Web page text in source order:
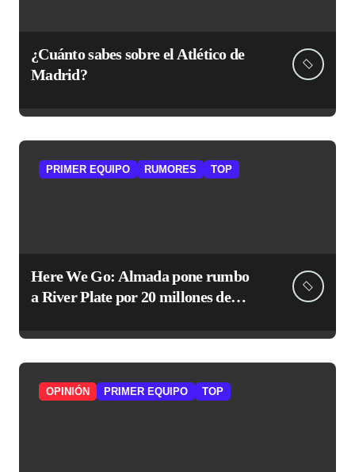
¿Cuánto sabes sobre el Atlético de
Madrid?
PRIMER EQUIPO RUMORES TOP
Here We Go: Almada pone rumbo
a River Plate por 20 millones de
OPINIÓN PRIMER EQUIPO TOP